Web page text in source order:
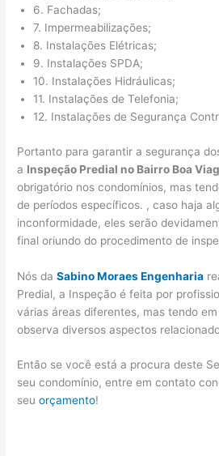
6. Fachadas;
7. Impermeabilizações;
8. Instalações Elétricas;
9. Instalações SPDA;
10. Instalações Hidráulicas;
11. Instalações de Telefonia;
12. Instalações de Segurança
Portanto para garantir a segurança
a Inspeção Predial no Bairro Boa
obrigatório nos condomínios, mas
de períodos específicos. , caso haja
inconformidade, eles serão
final oriundo do procedimento de
Nós daSabino Moraes Engenharia
Predial, a Inspeção é feita por
várias áreas diferentes, mas tendo
observa diversos aspectos
Então se você está a procura deste
seu condomínio, entre em contato
seuorçamento!